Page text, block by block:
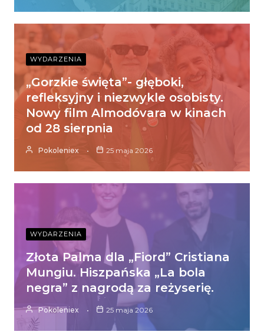
WYDARZENIA
„Gorzkie święta”- głęboki,
refleksyjny i niezwykle osobisty.
Nowy film Almodóvara w kinach
od 28 sierpnia
Pokoleniex 25 maja 2026
WYDARZENIA
Złota Palma dla „Fiord” Cristiana
Mungiu. Hiszpańska „La bola
negra” z nagrodą za reżyserię.
Pokoleniex 25 maja 2026